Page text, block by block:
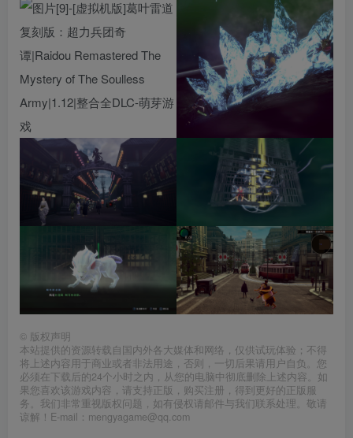
© 版权声明
本站提供的资源转载自国内外各大媒体和网络，仅供试玩体验；不得
将上述内容用于商业或者非法用途，否则，一切后果请用户自负。您
必须在下载后的24个小时之内，从您的电脑中彻底删除上述内容。如
果您喜欢该游戏内容，请支持正版，购买注册，得到更好的正版服
务。我们非常重视版权问题，如有侵权请邮件与我们联系处理。敬请
谅解！E-mail：mengyagame@qq.com